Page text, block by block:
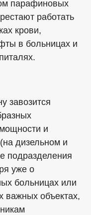
парафиновых
работать
крови,
в больницах и
завозится
и
дизельном и
подразделения
уже о
больницах или
важных объектах,